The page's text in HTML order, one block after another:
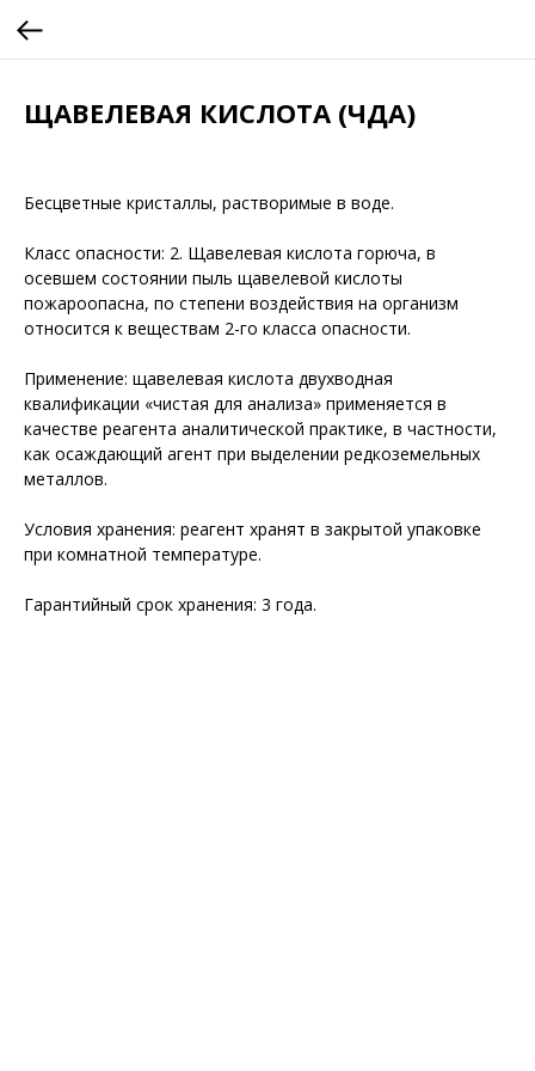
ЩАВЕЛЕВАЯ КИСЛОТА (ЧДА)
Бесцветные кристаллы, растворимые в воде.
Класс опасности: 2. Щавелевая кислота горюча, в
осевшем состоянии пыль щавелевой кислоты
пожароопасна, по степени воздействия на организм
относится к веществам 2-го класса опасности.
Применение: щавелевая кислота двухводная
квалификации «чистая для анализа» применяется в
качестве реагента аналитической практике, в частности,
как осаждающий агент при выделении редкоземельных
металлов.
Условия хранения: реагент хранят в закрытой упаковке
при комнатной температуре.
Гарантийный срок хранения: 3 года.